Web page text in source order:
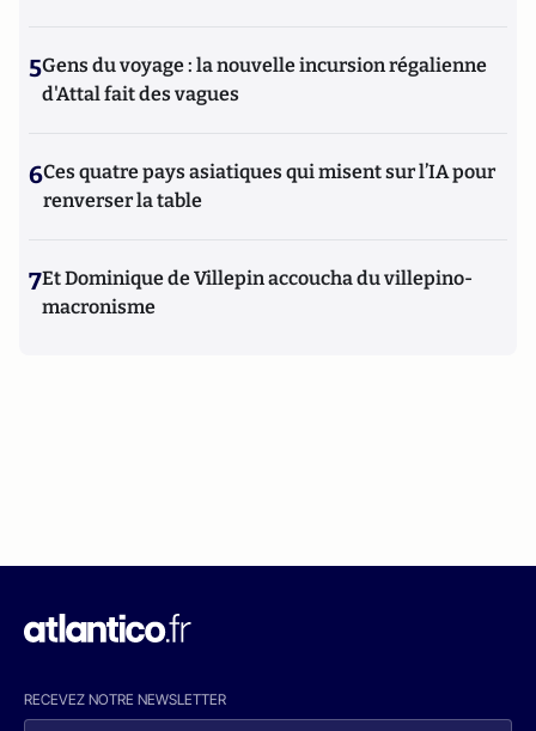
5Gens du voyage : la nouvelle incursion régalienne
d'Attal fait des vagues
6Ces quatre pays asiatiques qui misent sur l’IA pour
renverser la table
7Et Dominique de Villepin accoucha du villepino-
macronisme
RECEVEZ NOTRE NEWSLETTER